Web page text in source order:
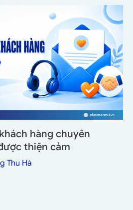
hàng chuyên
thiện cảm
Thu Hà